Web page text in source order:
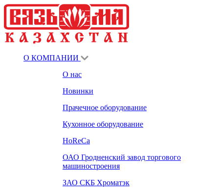
О КОМПАНИИ
О нас
Новинки
Прачечное оборудование
Кухонное оборудование
HoReCa
ОАО Гродненский завод торгового
машиностроения
ЗАО СКБ Хроматэк